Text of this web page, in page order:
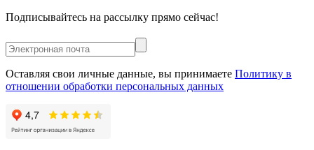
Подписывайтесь на рассылку прямо сейчас!
Оставляя свои личные данные, вы принимаете Политику в
отношении обработки персональных данных